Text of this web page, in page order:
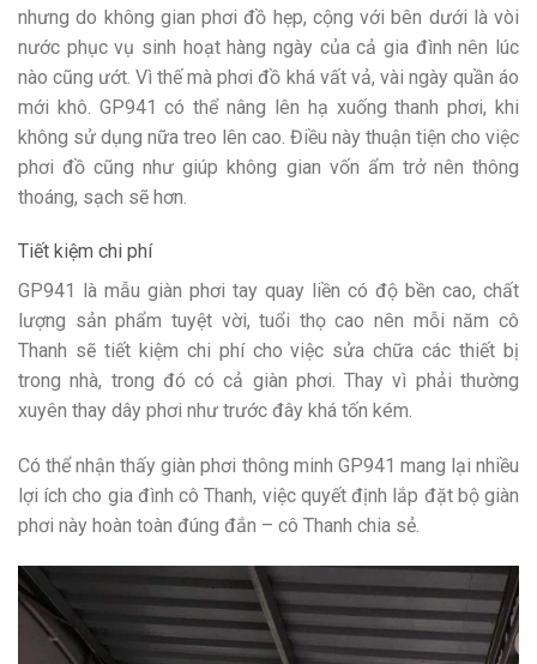
nhưng do không gian phơi đồ hẹp, cộng với bên dưới là vòi
nước phục vụ sinh hoạt hàng ngày của cả gia đình nên lúc
nào cũng ướt. Vì thế mà phơi đồ khá vất vả, vài ngày quần áo
mới khô. GP941 có thể nâng lên hạ xuống thanh phơi, khi
không sử dụng nữa treo lên cao. Điều này thuận tiện cho việc
phơi đồ cũng như giúp không gian vốn ẩm trở nên thông
thoáng, sạch sẽ hơn.
Tiết kiệm chi phí
GP941 là mẫu giàn phơi tay quay liền có độ bền cao, chất
lượng sản phẩm tuyệt vời, tuổi thọ cao nên mỗi năm cô
Thanh sẽ tiết kiệm chi phí cho việc sửa chữa các thiết bị
trong nhà, trong đó có cả giàn phơi. Thay vì phải thường
xuyên thay dây phơi như trước đây khá tốn kém.
Có thể nhận thấy giàn phơi thông minh GP941 mang lại nhiều
lợi ích cho gia đình cô Thanh, việc quyết định lắp đặt bộ giàn
phơi này hoàn toàn đúng đắn – cô Thanh chia sẻ.